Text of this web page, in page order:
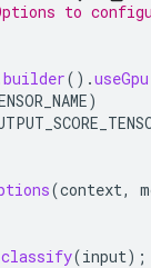
to
builder().useGpu
)
(context,
classify(input);